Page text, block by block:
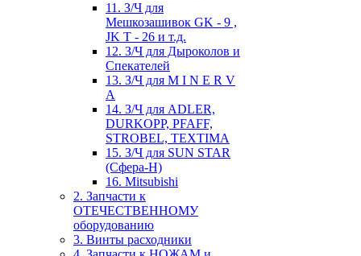
11. З/Ч для
Мешкозашивок GK - 9 ,
JK T - 26 и т.д.
12. З/Ч для Дыроколов и
Спекателей
13. З/Ч для M I N E R V
A
14. З/Ч для ADLER,
DURKOPP, PFAFF,
STROBEL, TEXTIMA
15. З/Ч для SUN STAR
(Сфера-Н)
16. Mitsubishi
2. Запчасти к
ОТЕЧЕСТВЕННОМУ
оборудованию
3. Винты расходники